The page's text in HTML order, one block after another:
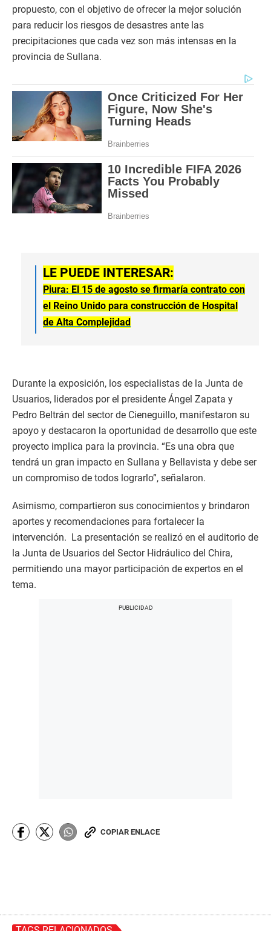
propuesto, con el objetivo de ofrecer la mejor solución
para reducir los riesgos de desastres ante las
precipitaciones que cada vez son más intensas en la
provincia de Sullana.
LE PUEDE INTERESAR:
Piura: El 15 de agosto se firmaría contrato con
el Reino Unido para construcción de Hospital
de Alta Complejidad
Durante la exposición, los especialistas de la Junta de
Usuarios, liderados por el presidente Ángel Zapata y
Pedro Beltrán del sector de Cieneguillo, manifestaron su
apoyo y destacaron la oportunidad de desarrollo que este
proyecto implica para la provincia. “Es una obra que
tendrá un gran impacto en Sullana y Bellavista y debe ser
un compromiso de todos lograrlo”, señalaron.
Asimismo, compartieron sus conocimientos y brindaron
aportes y recomendaciones para fortalecer la
intervención. La presentación se realizó en el auditorio de
la Junta de Usuarios del Sector Hidráulico del Chira,
permitiendo una mayor participación de expertos en el
tema.
COPIAR ENLACE